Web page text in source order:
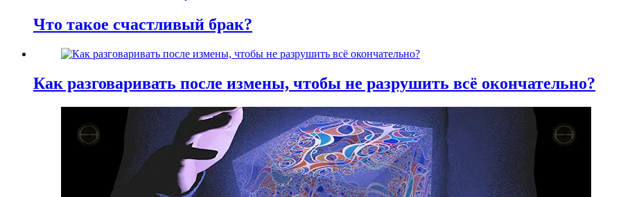
Что такое счастливый брак?
Как разговаривать после измены, чтобы не разрушить всё окончательно?